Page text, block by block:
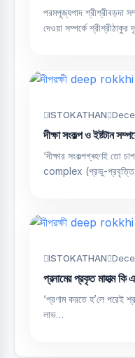
পরমপূজ্যপাদ শ্রীশ্রীবড়দা
দেওয়া সম্পর্কে
ISTOKATHAN
দীক্ষা সংকল্প ও ইষ্টটান
‘দীক্ষার সংকল্পগ্ৰহণই তো
complex (প্রভু-
ISTOKATHAN
প্রনামের প্রকৃত মাহাত্ম
‘প্রণাম করতে হ’লে পরেই
লাভ…